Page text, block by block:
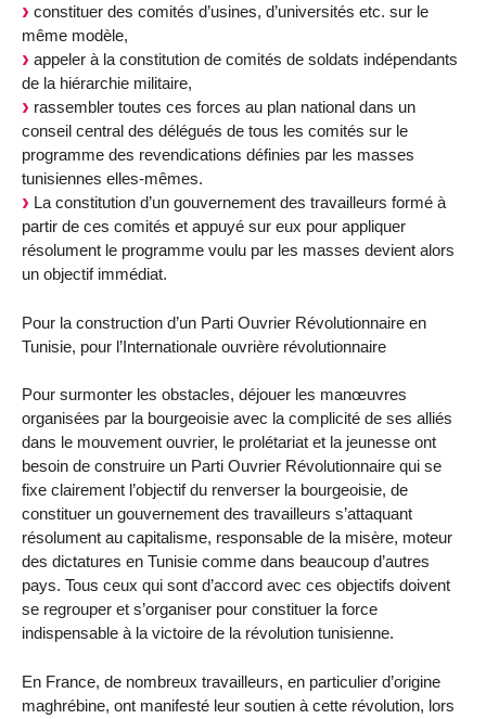
constituer des comités d’usines, d’universités etc. sur le
même modèle,
appeler à la constitution de comités de soldats indépendants
de la hiérarchie militaire,
rassembler toutes ces forces au plan national dans un
conseil central des délégués de tous les comités sur le
programme des revendications définies par les masses
tunisiennes elles-mêmes.
La constitution d’un gouvernement des travailleurs formé à
partir de ces comités et appuyé sur eux pour appliquer
résolument le programme voulu par les masses devient alors
un objectif immédiat.
Pour la construction d’un Parti Ouvrier Révolutionnaire en
Tunisie, pour l’Internationale ouvrière révolutionnaire
Pour surmonter les obstacles, déjouer les manœuvres
organisées par la bourgeoisie avec la complicité de ses alliés
dans le mouvement ouvrier, le prolétariat et la jeunesse ont
besoin de construire un Parti Ouvrier Révolutionnaire qui se
fixe clairement l’objectif du renverser la bourgeoisie, de
constituer un gouvernement des travailleurs s’attaquant
résolument au capitalisme, responsable de la misère, moteur
des dictatures en Tunisie comme dans beaucoup d’autres
pays. Tous ceux qui sont d’accord avec ces objectifs doivent
se regrouper et s’organiser pour constituer la force
indispensable à la victoire de la révolution tunisienne.
En France, de nombreux travailleurs, en particulier d’origine
maghrébine, ont manifesté leur soutien à cette révolution, lors